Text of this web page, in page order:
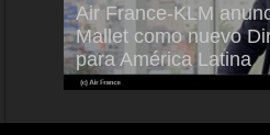
Air France-KLM
Mallet como nuevo
para América Latina